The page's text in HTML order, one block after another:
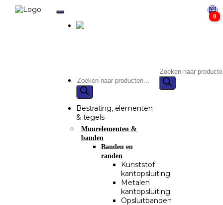
Bestrating, elementen
& tegels
Muurelementen &
banden
Banden en
randen
Kunststof
kantopsluiting
Metalen
kantopsluiting
Opsluitbanden
0